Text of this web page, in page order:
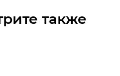
также